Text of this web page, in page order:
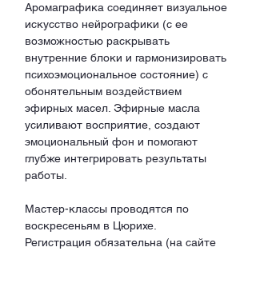
Аромаграфика соединяет визуальное
искусство нейрографики (с ее
возможностью раскрывать
внутренние блоки и гармонизировать
психоэмоциональное состояние) с
обонятельным воздействием
эфирных масел. Эфирные масла
усиливают восприятие, создают
эмоциональный фон и помогают
глубже интегрировать результаты
работы.
Мастер-классы проводятся по
воскресеньям в Цюрихе.
Регистрация обязательна (на сайте